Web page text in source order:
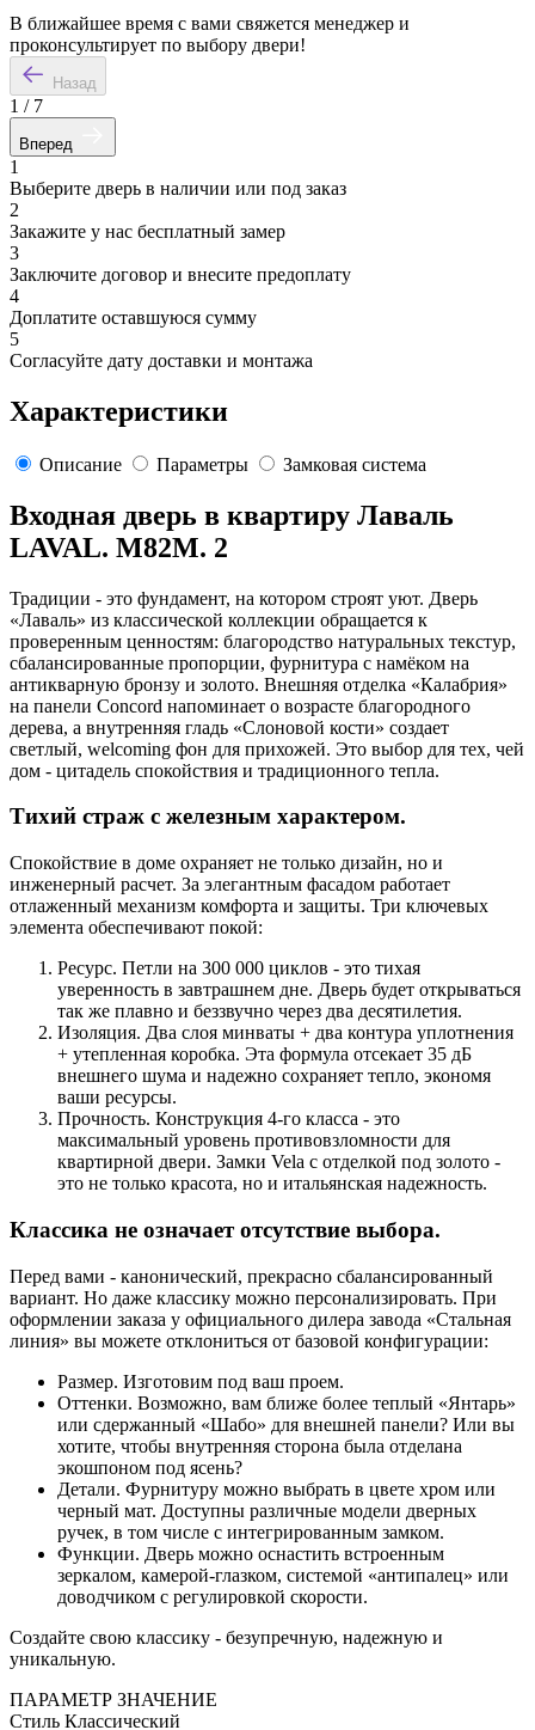
В ближайшее время с вами свяжется менеджер и
проконсультирует по выбору двери!
Назад
1 / 7
Вперед
1
Выберите дверь в наличии или под заказ
2
Закажите у нас бесплатный замер
3
Заключите договор и внесите предоплату
4
Доплатите оставшуюся сумму
5
Согласуйте дату доставки и монтажа
Характеристики
Описание Параметры Замковая система
Входная дверь в квартиру Лаваль
LAVAL. M82M. 2
Традиции - это фундамент, на котором строят уют. Дверь
«Лаваль» из классической коллекции обращается к
проверенным ценностям: благородство натуральных текстур,
сбалансированные пропорции, фурнитура с намёком на
антикварную бронзу и золото. Внешняя отделка «Калабрия»
на панели Concord напоминает о возрасте благородного
дерева, а внутренняя гладь «Слоновой кости» создает
светлый, welcoming фон для прихожей. Это выбор для тех, чей
дом - цитадель спокойствия и традиционного тепла.
Тихий страж с железным характером.
Спокойствие в доме охраняет не только дизайн, но и
инженерный расчет. За элегантным фасадом работает
отлаженный механизм комфорта и защиты. Три ключевых
элемента обеспечивают покой:
Ресурс. Петли на 300 000 циклов - это тихая
уверенность в завтрашнем дне. Дверь будет открываться
так же плавно и беззвучно через два десятилетия.
Изоляция. Два слоя минваты + два контура уплотнения
+ утепленная коробка. Эта формула отсекает 35 дБ
внешнего шума и надежно сохраняет тепло, экономя
ваши ресурсы.
Прочность. Конструкция 4-го класса - это
максимальный уровень противовзломности для
квартирной двери. Замки Vela с отделкой под золото -
это не только красота, но и итальянская надежность.
Классика не означает отсутствие выбора.
Перед вами - канонический, прекрасно сбалансированный
вариант. Но даже классику можно персонализировать. При
оформлении заказа у официального дилера завода «Стальная
линия» вы можете отклониться от базовой конфигурации:
Размер. Изготовим под ваш проем.
Оттенки. Возможно, вам ближе более теплый «Янтарь»
или сдержанный «Шабо» для внешней панели? Или вы
хотите, чтобы внутренняя сторона была отделана
экошпоном под ясень?
Детали. Фурнитуру можно выбрать в цвете хром или
черный мат. Доступны различные модели дверных
ручек, в том числе с интегрированным замком.
Функции. Дверь можно оснастить встроенным
зеркалом, камерой-глазком, системой «антипалец» или
доводчиком с регулировкой скорости.
Создайте свою классику - безупречную, надежную и
уникальную.
ПАРАМЕТР ЗНАЧЕНИЕ
Стиль Классический